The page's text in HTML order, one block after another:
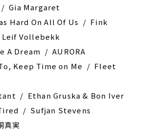
Gia Margaret
Hard On All Of Us / Fink
Vollebekk
A Dream / AURORA
Keep Time on Me / Fleet
/ Ethan Gruska & Bon Iver
/ Sufjan Stevens
真実